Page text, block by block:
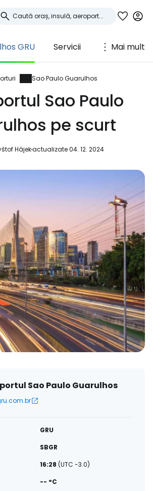
GRU Servicii Mai mult
Sao Paulo Guarulhos
Sao Paulo
pe scurt
Hájekactualizate 04. 12. 2024
Sao Paulo Guarulhos
GRU
SBGR
16:28 (UTC -3.0)
-- °C
vă la
mondială a călătorilor
Continuați cu Google
Continuați cu e-mailul